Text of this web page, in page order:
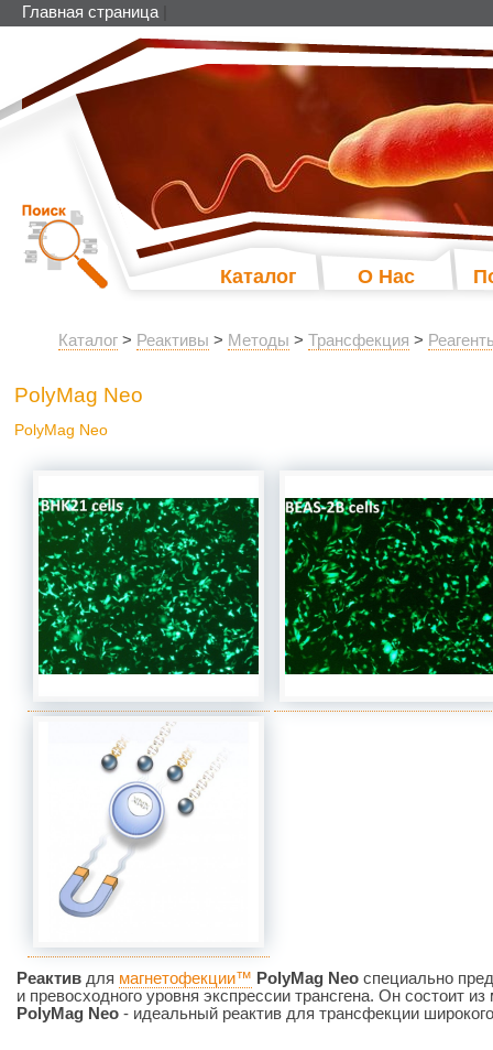
Главная страница
Каталог О Нас
Каталог > Реактивы > Методы > Трансфекция >
PolyMag Neo
PolyMag Neo
Реактив для магнетофекции™ PolyMag Neo специально
и превосходного уровня экспрессии трансгена. Он состоит
PolyMag Neo - идеальный реактив для трансфекции